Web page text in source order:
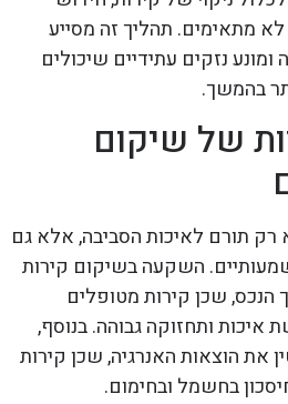
מתאימים. תהליך זה מסייע
נזקים עתידיים שיכולים
בהמשך.
של שיקום
רק תורם לאיכות הסביבה, אלא גם
השקעה בשיקום קירות
הנכס, שכן קירות מטופלים
ותחזוקה גבוהה. בנוסף,
את הוצאות האנרגיה, שכן קירות
בחשמל ובחימום.